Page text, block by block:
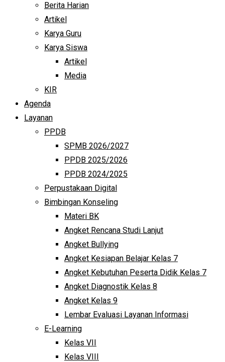
Berita Harian
Artikel
Karya Guru
Karya Siswa
Artikel
Media
KIR
Agenda
Layanan
PPDB
SPMB 2026/2027
PPDB 2025/2026
PPDB 2024/2025
Perpustakaan Digital
Bimbingan Konseling
Materi BK
Angket Rencana Studi Lanjut
Angket Bullying
Angket Kesiapan Belajar Kelas 7
Angket Kebutuhan Peserta Didik Kelas 7
Angket Diagnostik Kelas 8
Angket Kelas 9
Lembar Evaluasi Layanan Informasi
E-Learning
Kelas VII
Kelas VIII